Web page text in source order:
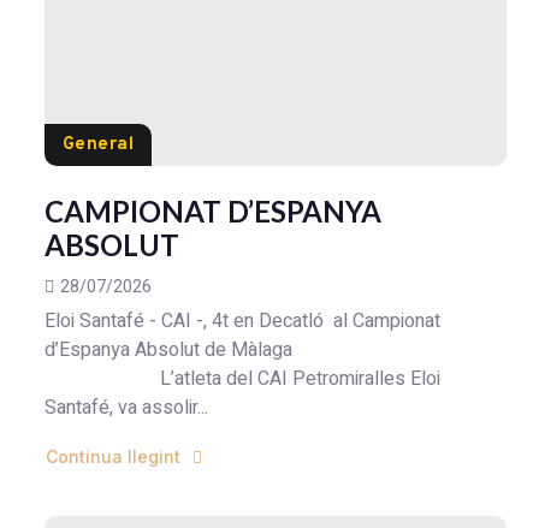
General
CAMPIONAT D’ESPANYA
ABSOLUT
28/07/2026
Eloi Santafé - CAI -, 4t en Decatló al Campionat
d’Espanya Absolut de Màlaga
L’atleta del CAI Petromiralles Eloi
Santafé, va assolir...
Continua llegint